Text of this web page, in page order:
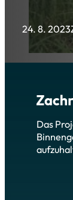
24. 8. 2023
Das